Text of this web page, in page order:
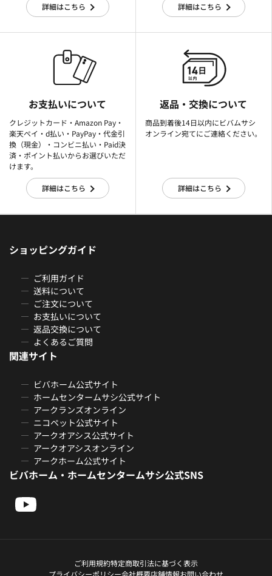
詳細はこちら 詳細はこちら
お支払いについて
クレジットカード・Amazon Pay・
楽天ぺイ・d払い・PayPay・代金引
換（現金）・コンビニ払い・Paid決
済・ポイント払いからお選びいただ
けます。
詳細はこちら
返品・交換について
商品到着後14日以内にビバムサシ
オンライン宛てにご連絡ください。
詳細はこちら
ショッピングガイド
ご利用ガイド
送料について
ご注文について
お支払いについて
返品交換について
よくあるご質問
関連サイト
ビバホーム公式サイト
ホームセンタームサシ公式サイト
アークランズオンライン
ニコペット公式サイト
アークオアシス公式サイト
アークオアシスオンライン
アークホーム公式サイト
ビバホーム・ホームセンタームサシ公式SNS
ご利用規約特定商取引法に基づく表示